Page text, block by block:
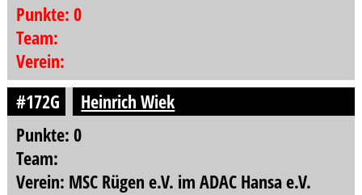
Punkte: 0
Team:
Verein:
#172G
Heinrich Wiek
Punkte: 0
Team:
Verein: MSC Rügen e.V. im ADAC Hansa e.V.